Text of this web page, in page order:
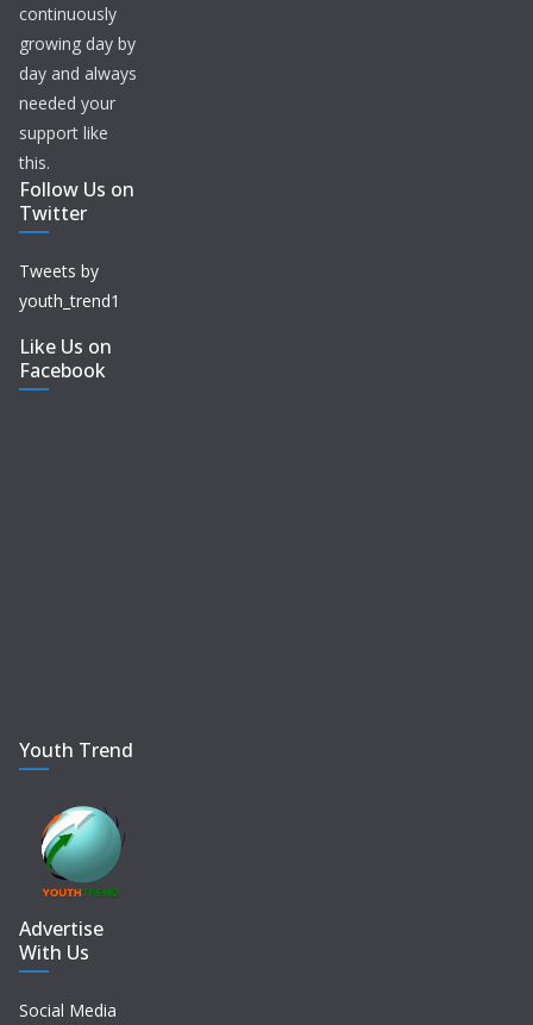
continuously
growing day by
day and always
needed your
support like
this.
Follow Us on
Twitter
Tweets by
youth_trend1
Like Us on
Facebook
Youth Trend
Advertise
With Us
Social Media